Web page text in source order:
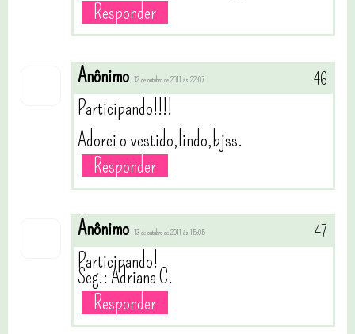
Responder
Anônimo 12 de outubro de 2011 às 22:07
Participando!!!!
Adorei o vestido,lindo,bjss.
Responder
Anônimo 13 de outubro de 2011 às 15:05
Participando!
Seg.: Adriana C.
Responder